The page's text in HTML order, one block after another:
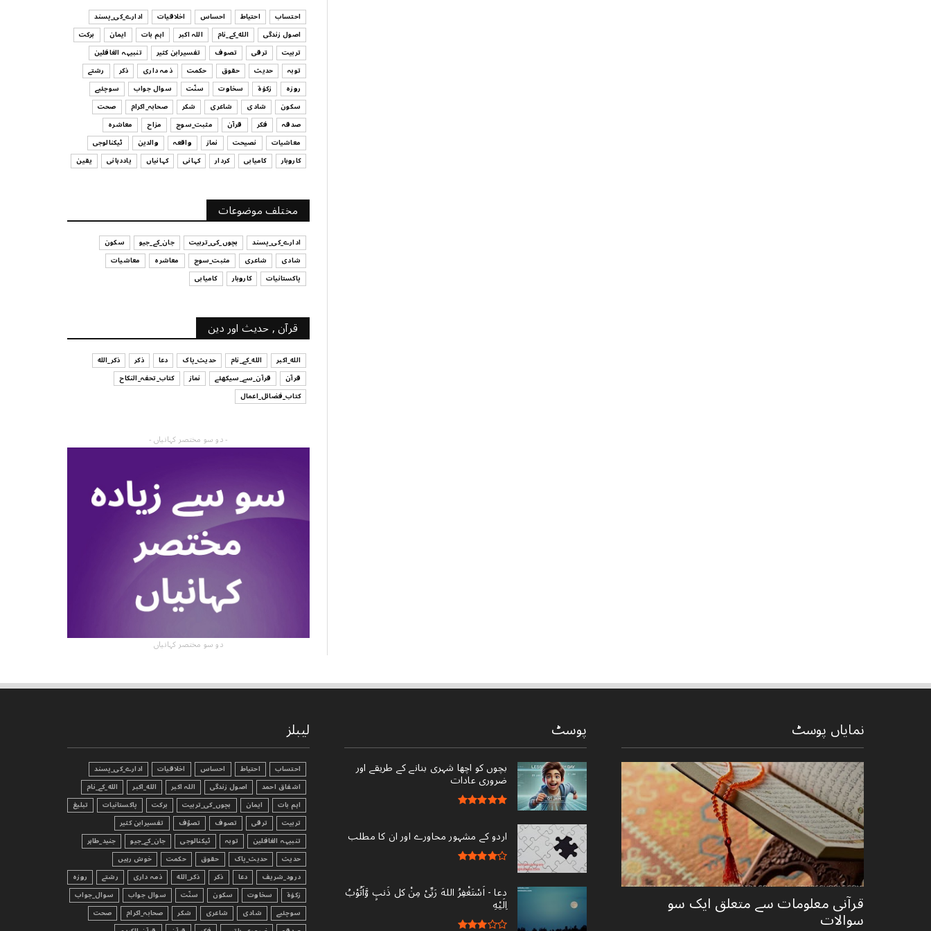
ہیں
July 29, 2026
UNCATEGORIZED
اس وقت آپ کا موڈ کیسا ہے؟
July 29, 2026
UNCATEGORIZED
قرض لینے اور دینے میں ہوشیاری
July 29, 2026
آپ کا فیصلہ کرنے کا انداز
July 29, 2026
احتساب احتیاط احساس اخلاقیات
ادارے_کی_پسند
اصول زندگی
الله_کے_نام اللہ اکبر اہم بات ایمان
برکت
تربیت
ترقی تصوف تفسیرابن کثیر
تنبیہہ الغافلین
توبہ
حدیث حقوق حکمت ذمہ داری ذکر
رشتے
روزہ
زکوٰۃ سخاوت سنّت سوال جواب
سوچئیے
سکون
شادی شاعری شکر صحابہ_اکرام
صحت
صدقہ
فکر قرآن مثبت_سوچ مزاح
معاشرہ
معاشیات
نصیحت نماز واقعہ والدین
ٹیکنالوجی
کاروبار
کامیابی کردار کہانی کہانیاں یاددہانی یقین
مختلف موضوعات
ادارے_کی_پسند بچوں_کی_تربیت جان_کے_جیو
سکون
شادی
شاعری مثبت_سوچ معاشرہ
معاشیات
پاکستانیات
کاروبار کامیابی
قرآن , حدیث اور دین
الله_اکبر الله_کے_نام حدیث_پاک دعا ذکر
ذکر_الله
قرآن
قرآن_سے_سیکھئے نماز
کتاب_تحفہ_النکاح
کتاب_فضائل_اعمال
- دو سو مختصر کہانیاں -
دو سو مختصر کہانیاں
نمایاں پوسٹ
قرآنی ‏معلومات ‏سے ‏متعلق ‏ایک ‏سو
‏سوالات ‏
پوسٹ
بچوں کو اچھا شہری بنانے کے طریقے اور
ضروری عادات
اردو کے مشہور محاورے اور ان کا مطلب
دعا - ‎اَسْتَغْفِرُ اللهَ رَبِّىْ مِنْ کل ذَنبٍ وَّاَتُوْبُ
اِلَيْهِ
لیبلز
احتساب احتیاط احساس اخلاقیات
ادارے_کی_پسند
اشفاق احمد
اصول زندگی اللہ اکبر الله_اکبر
الله_کے_نام
اہم بات
ایمان بچوں_کی_تربیت برکت پاکستانیات
تبليغ
تربیت
ترقی تصوف تصوّف
تفسیرابن کثیر
تنبیہہ الغافلین
توبہ ٹیکنالوجی جان_کے_جیو
جنید_طاہر
حدیث
حدیث_پاک حقوق حکمت
خوش رہیں
درود_شریف
دعا ذکر ذکر_الله ذمہ داری رشتے
روزہ
زکوٰۃ
سخاوت سکون سنّت سوال جواب
سوال_جواب
سوچئیے
شادی شاعری شکر صحابہ_اکرام
صحت